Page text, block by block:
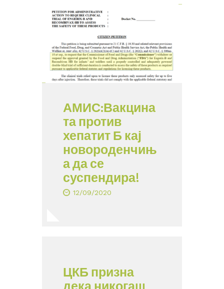
АМИС:Вакцина
та против
хепатит Б кај
новороденчињ
а да се
суспендира!
12/09/2020
ЦКБ призна
дека никогаш